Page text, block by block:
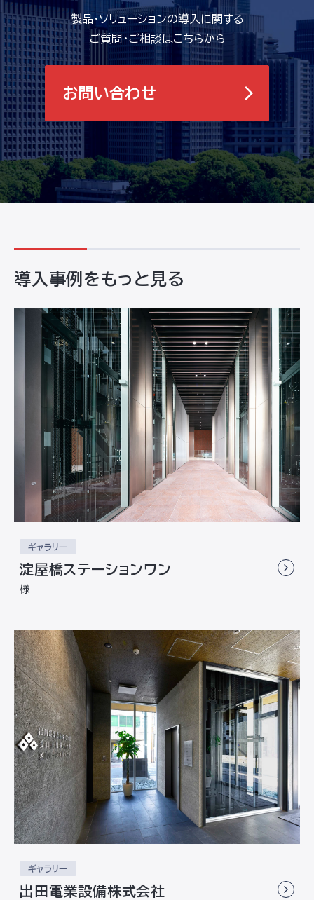
製品・ソリューションの導入に関する
ご質問・ご相談はこちらから
お問い合わせ
導入事例をもっと見る
ギャラリー
淀屋橋ステーションワン
様
ギャラリー
出田電業設備株式会社